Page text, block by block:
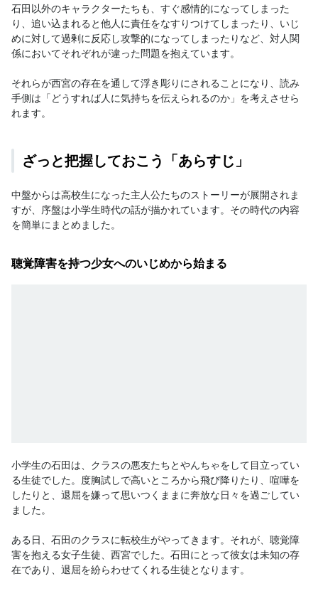
石田以外のキャラクターたちも、すぐ感情的になってしまった
り、追い込まれると他人に責任をなすりつけてしまったり、いじ
めに対して過剰に反応し攻撃的になってしまったりなど、対人関
係においてそれぞれが違った問題を抱えています。
それらが西宮の存在を通して浮き彫りにされることになり、読み
手側は「どうすれば人に気持ちを伝えられるのか」を考えさせら
れます。
ざっと把握しておこう「あらすじ」
中盤からは高校生になった主人公たちのストーリーが展開されま
すが、序盤は小学生時代の話が描かれています。その時代の内容
を簡単にまとめました。
聴覚障害を持つ少女へのいじめから始まる
小学生の石田は、クラスの悪友たちとやんちゃをして目立ってい
る生徒でした。度胸試しで高いところから飛び降りたり、喧嘩を
したりと、退屈を嫌って思いつくままに奔放な日々を過ごしてい
ました。
ある日、石田のクラスに転校生がやってきます。それが、聴覚障
害を抱える女子生徒、西宮でした。石田にとって彼女は未知の存
在であり、退屈を紛らわせてくれる生徒となります。